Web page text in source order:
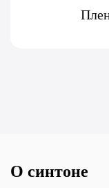
О синтоне